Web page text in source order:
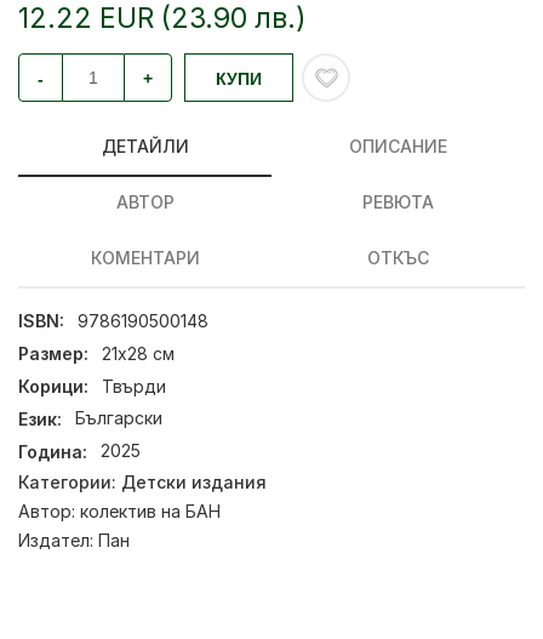
12.22 EUR (23.90 лв.)
- + КУПИ
ДЕТАЙЛИ ОПИСАНИЕ
АВТОР РЕВЮТА
КОМЕНТАРИ ОТКЪС
ISBN:
9786190500148
Размер:
21x28 см
Корици:
Твърди
Език:
Български
Година:
2025
Категории: Детски издания
Автор: колектив на БАН
Издател: Пан